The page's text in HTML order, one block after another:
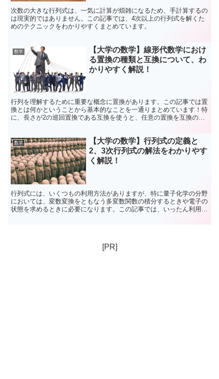
次数の大きな行列式は、一気に計算が煩雑になるため、手計算するの
は現実的ではありません。この記事では、4次以上の行列式を解くた
めのテクニックをわかりやすくまとめています。
数学
【大学の数学】線形代数学におけ
る置換の種類と互換について、わ
かりやすく解説！
行列を理解するために重要な概念に置換があります。この記事では置
換とは何かということから基本的なことを一通りまとめています！特
に、長さが2の巡回置換である互換を使うと、任意の置換を互換の積
数学
【大学の数学】行列式の定義と
2、3次行列式の解法をわかりやす
く解説！
行列式には、いくつもの利用方法がありますが、特に量子化学の分野
においては、変数変換をともなう多変数関数の積分するときや電子の
状態を求めるときに必要になります。この記事では、いったん利用方
[PR]